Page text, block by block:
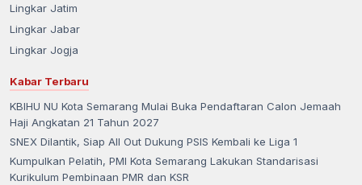
Lingkar Jatim
Lingkar Jabar
Lingkar Jogja
Kabar Terbaru
KBIHU NU Kota Semarang Mulai Buka Pendaftaran Calon Jemaah
Haji Angkatan 21 Tahun 2027
SNEX Dilantik, Siap All Out Dukung PSIS Kembali ke Liga 1
Kumpulkan Pelatih, PMI Kota Semarang Lakukan Standarisasi
Kurikulum Pembinaan PMR dan KSR